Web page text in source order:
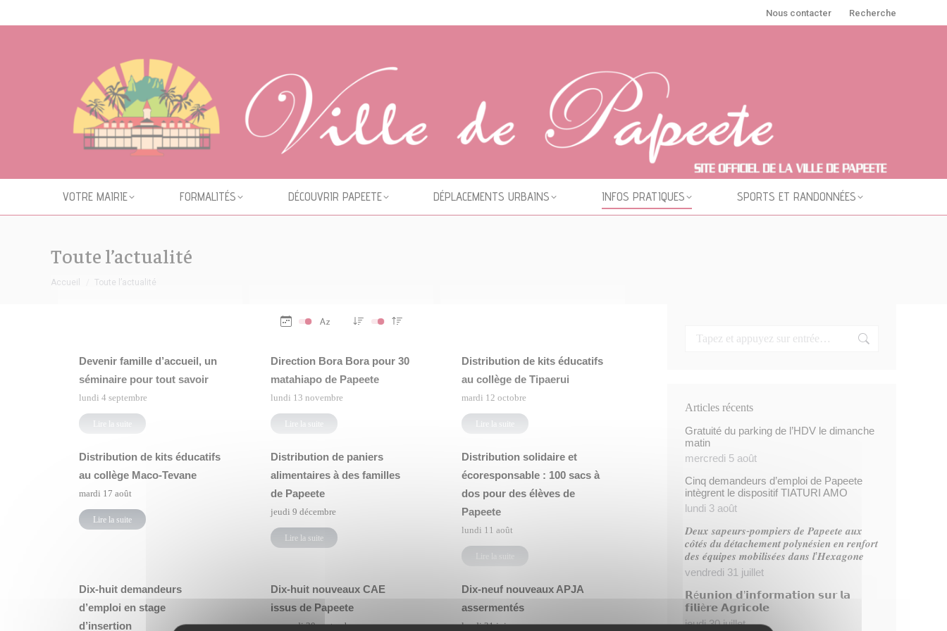
Nous contacter Recherche
VOTRE MAIRIE FORMALITÉS DÉCOUVRIR PAPEETE DÉPLACEMENTS URBAINS INFOS PRATIQUES SPORTS ET RANDONNÉES
Toute l’actualité
Vous êtes ici :
Accueil Toute l’actualité
Devenir famille d’accueil, un
séminaire pour tout savoir
lundi 4 septembre
Lire la suite
Direction Bora Bora pour 30
matahiapo de Papeete
lundi 13 novembre
Lire la suite
Distribution de kits éducatifs
au collège de Tipaerui
mardi 12 octobre
Lire la suite
Distribution de kits éducatifs
au collège Maco-Tevane
mardi 17 août
Lire la suite
Distribution de paniers
alimentaires à des familles
de Papeete
jeudi 9 décembre
Lire la suite
Distribution solidaire et
écoresponsable : 100 sacs à
dos pour des élèves de
Papeete
lundi 11 août
Lire la suite
Dix-huit demandeurs
d’emploi en stage
d’insertion
Dix-huit nouveaux CAE
issus de Papeete
mercredi 30 septembre
Dix-neuf nouveaux APJA
assermentés
lundi 21 juin
Articles récents
Gratuité du parking de l’HDV le dimanche
matin
mercredi 5 août
Cinq demandeurs d’emploi de Papeete
intègrent le dispositif TIATURI AMO
lundi 3 août
𝑫𝒆𝒖𝒙 𝒔𝒂𝒑𝒆𝒖𝒓𝒔-𝒑𝒐𝒎𝒑𝒊𝒆𝒓𝒔 𝒅𝒆 𝑷𝒂𝒑𝒆𝒆𝒕𝒆 𝒂𝒖𝒙
𝒄𝒐̂𝒕𝒆́𝒔 𝒅𝒖 𝒅𝒆́𝒕𝒂𝒄𝒉𝒆𝒎𝒆𝒏𝒕 𝒑𝒐𝒍𝒚𝒏𝒆́𝒔𝒊𝒆𝒏 𝒆𝒏 𝒓𝒆𝒏𝒇𝒐𝒓𝒕
𝒅𝒆𝒔 𝒆́𝒒𝒖𝒊𝒑𝒆𝒔 𝒎𝒐𝒃𝒊𝒍𝒊𝒔𝒆́𝒆𝒔 𝒅𝒂𝒏𝒔 𝒍’𝑯𝒆𝒙𝒂𝒈𝒐𝒏𝒆
vendredi 31 juillet
𝗥é𝘂𝗻𝗶𝗼𝗻 𝗱’𝗶𝗻𝗳𝗼𝗿𝗺𝗮𝘁𝗶𝗼𝗻 𝘀𝘂𝗿 𝗹𝗮
𝗳𝗶𝗹𝗶è𝗿𝗲 𝗔𝗴𝗿𝗶𝗰𝗼𝗹𝗲
jeudi 30 juillet